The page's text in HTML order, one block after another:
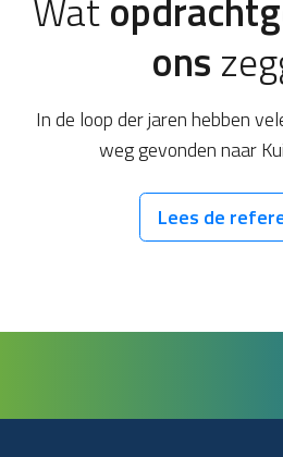
ons
In de loop der jaren hebben
weg gevonden naar
Lees de